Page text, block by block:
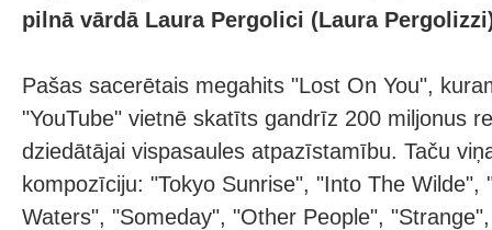
pilnā vārdā Laura Pergolici (Laura
Pašas sacerētais megahits "Lost On You",
"YouTube" vietnē skatīts gandrīz 200 miljonus
dziedātājai vispasaules atpazīstamību. Taču
kompozīciju: "Tokyo Sunrise", "Into The Wilde",
Waters", "Someday", "Other People",